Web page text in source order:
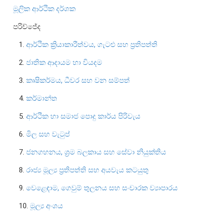
සංවිධාන ව්‍යුහය
පාලන ව්‍යුහය
පාලන සංග්‍රහ සහ ප්‍රතිපත්ති
එක්ස්ටර් වාර්තාව
මූලික ආර්ථික දර්ශක
පරිච්ජේද
1. ආර්ථික ක්‍රියාකාරීත්වය, ගැටළු සහ ප්‍රතිපත්ති
2. ජාතික ආදායම හා වියදම
3. කෘෂිකර්මය, ධීවර සහ වන සම්පත්
4. කර්මාන්ත
5. ආර්ථික හා සමාජ පොදු කාර්ය පිරිවැය
6. මිල සහ වැටුප්
7. ජනගහනය, ශ්‍රම බලකාය සහ සේවා නියුක්තිය
8. රාජ්‍ය මූල්‍ය ප්‍රතිපත්ති සහ අයවැය කටයුතු
9. වෙළෙඳාම, ගෙවුම් තුලනය සහ සංචාරක ව්‍යාපාරය
10. මූල්‍ය අංශය